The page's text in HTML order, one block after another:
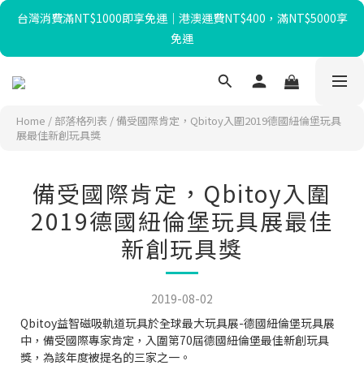
暑假限定☀️滿額送迴力小貨車、最高再折$650！
台灣消費滿NT$1000即享免運｜港澳運費NT$400，滿NT$5000享
免運
暑假限定☀️滿額送迴力小貨車、最高再折$650！
Home / 部落格列表 /備受國際肯定，Qbitoy入圍2019德國紐倫堡玩具
展最佳新創玩具獎
備受國際肯定，Qbitoy入圍
2019德國紐倫堡玩具展最佳
新創玩具獎
2019-08-02
Qbitoy益智磁吸軌道玩具於全球最大玩具展-德國紐倫堡玩具展
中，備受國際專家肯定，入圍第70屆德國紐倫堡最佳新創玩具
獎，為該年度被提名的三家之一。